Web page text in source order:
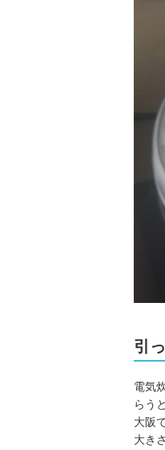
引
電気
らう
大阪
大き